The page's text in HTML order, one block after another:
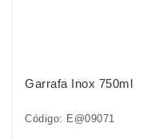
Garrafa Inox 750ml
Código: E@09071